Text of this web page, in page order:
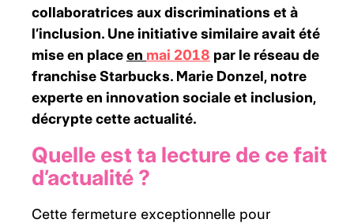
collaboratrices aux discriminations et à
l’inclusion. Une initiative similaire avait été
mise en placeen mai 2018 par le réseau de
franchise Starbucks. Marie Donzel, notre
experte en innovation sociale et inclusion,
décrypte cette actualité.
Quelle est ta lecture de ce fait
d’actualité ?
Cette fermeture exceptionnelle pour